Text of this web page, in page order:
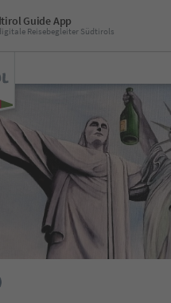
Guide App
Reisebegleiter Südtirols